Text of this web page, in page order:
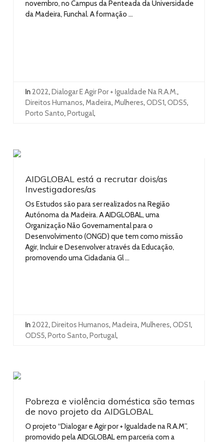
novembro, no Campus da Penteada da Universidade
da Madeira, Funchal. A formação ...
In 2022, Dialogar E Agir Por + Igualdade Na R.A.M.,
Direitos Humanos, Madeira, Mulheres, ODS1, ODS5,
Porto Santo, Portugal,
AIDGLOBAL está a recrutar dois/as
Investigadores/as
Os Estudos são para ser realizados na Região
Autónoma da Madeira. A AIDGLOBAL, uma
Organização Não Governamental para o
Desenvolvimento (ONGD) que tem como missão
Agir, Incluir e Desenvolver através da Educação,
promovendo uma Cidadania Gl ...
In 2022, Direitos Humanos, Madeira, Mulheres, ODS1,
ODS5, Porto Santo, Portugal,
Pobreza e violência doméstica são temas
de novo projeto da AIDGLOBAL
O projeto “Dialogar e Agir por + Igualdade na R.A.M”,
promovido pela AIDGLOBAL em parceria com a